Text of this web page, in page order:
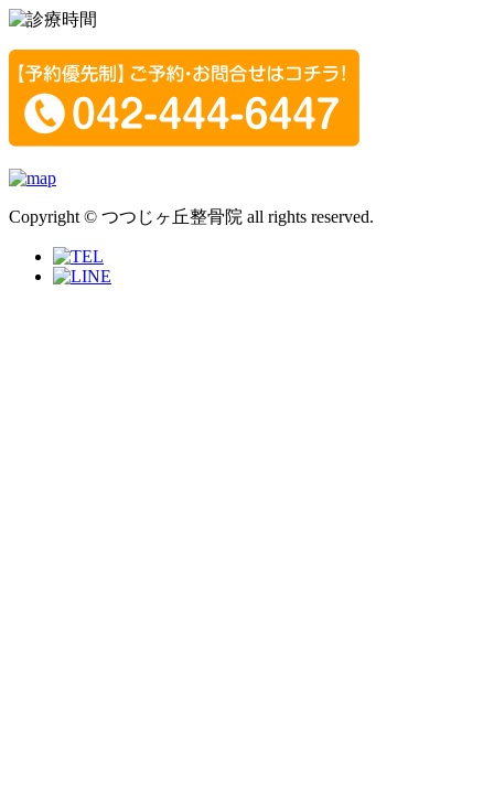
Copyright © つつじヶ丘整骨院 all rights reserved.